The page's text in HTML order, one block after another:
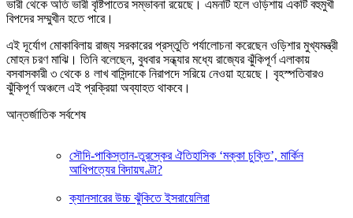
ভারী থেকে অতি ভারী বৃষ্টিপাতের সম্ভাবনা রয়েছে। এমনটি হলে ওড়িশায় একটি বহুমুখী
বিপদের সম্মুখীন হতে পারে।
এই দূর্যোগ মোকাবিলায় রাজ্য সরকারের প্রস্তুতি পর্যালোচনা করেছেন ওড়িশার মুখ্যমন্ত্রী
মোহন চরণ মাঝি। তিনি বলেছেন, বুধবার সন্ধ্যার মধ্যে রাজ্যের ঝুঁকিপূর্ণ এলাকায়
বসবাসকারী ৩ থেকে ৪ লাখ বাসিন্দাকে নিরাপদে সরিয়ে নেওয়া হয়েছে। বৃহস্পতিবারও
ঝুঁকিপূর্ণ অঞ্চলে এই প্রক্রিয়া অব্যাহত থাকবে।
আন্তর্জাতিক সর্বশেষ
সৌদি-পাকিস্তান-তুরস্কের ঐতিহাসিক ‘মক্কা চুক্তি’, মার্কিন
আধিপত্যের বিদায়ঘণ্টা?
ক্যানসারের উচ্চ ঝুঁকিতে ইসরায়েলিরা